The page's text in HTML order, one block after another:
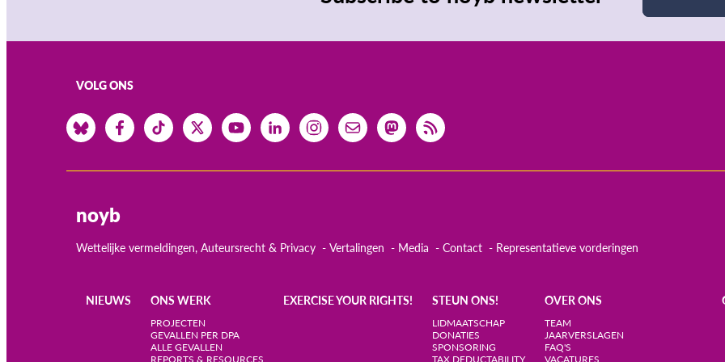
VOLG ONS
noyb
Wettelijke vermeldingen, Auteursrecht & Privacy Vertalingen Media Contact Representatieve vorderingen
NIEUWS ONS WERK
PROJECTEN
GEVALLEN PER DPA
ALLE GEVALLEN
REPORTS & RESOURCES
EXERCISE YOUR RIGHTS! STEUN ONS!
LIDMAATSCHAP
DONATIES
SPONSORING
TAX DEDUCTABILITY
OVER ONS
TEAM
JAARVERSLAGEN
FAQ'S
VACATURES